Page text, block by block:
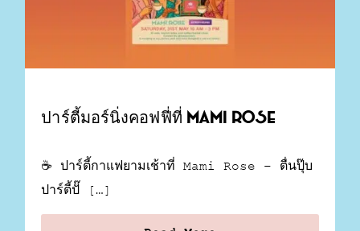
ปาร์ตี้มอร์นิ่งคอฟฟี่ที่ Mami Rose
☕ ปาร์ตี้กาแฟยามเช้าที่ Mami Rose – ตื่นปุ๊บ
ปาร์ตี้ปั๊ […]